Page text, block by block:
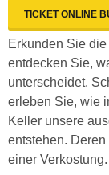
TICKET ONLINE
Erkunden Sie
entdecken Sie,
unterscheidet.
erleben Sie, wie
Keller unsere
entstehen.
einer Verkostung.